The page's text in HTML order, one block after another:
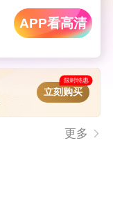
APP看高清
限时特惠
立刻购买
更多